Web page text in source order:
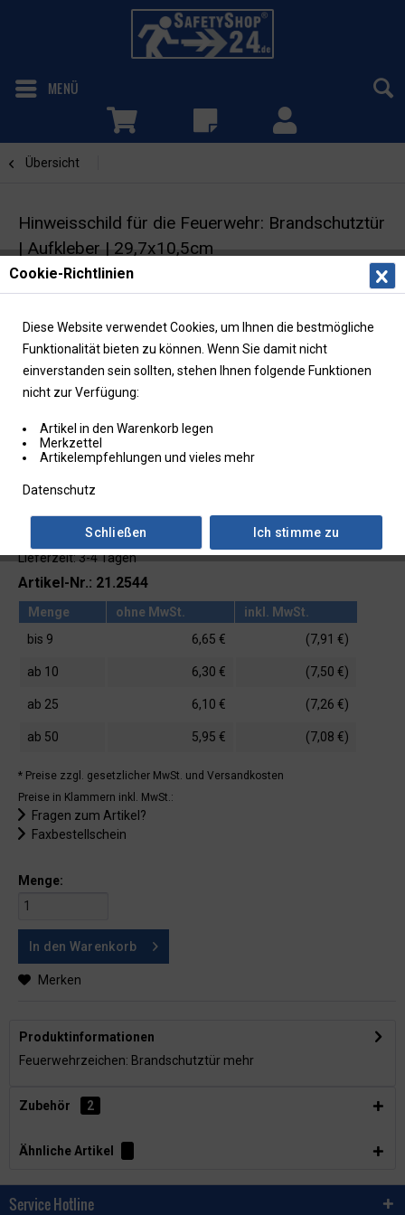
MENÜ
Übersicht
Hinweisschild für die Feuerwehr: Brandschutztür
| Aufkleber | 29,7x10,5cm
Lieferzeit: 3-4 Tagen
Artikel-Nr.: 21.2544
Menge ohne MwSt.
inkl. MwSt.
bis 9 6,65 € (7,91 €)
ab 10 6,30 € (7,50 €)
ab 25 6,10 € (7,26 €)
ab 50 5,95 € (7,08 €)
* Preise zzgl. gesetzlicher MwSt. und Versandkosten
Preise in Klammern inkl. MwSt.:
Fragen zum Artikel?
Faxbestellschein
Menge:
In den Warenkorb
Merken
Produktinformationen
Feuerwehrzeichen: Brandschutztür mehr
Zubehör 2
Ähnliche Artikel
Service Hotline
Cookie-Richtlinien
Diese Website verwendet Cookies, um Ihnen die bestmögliche
Funktionalität bieten zu können. Wenn Sie damit nicht
einverstanden sein sollten, stehen Ihnen folgende Funktionen
nicht zur Verfügung:
Artikel in den Warenkorb legen
Merkzettel
Artikelempfehlungen und vieles mehr
Datenschutz
Ich stimme zu
Schließen